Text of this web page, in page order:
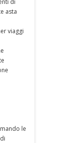
asta
viaggi
le